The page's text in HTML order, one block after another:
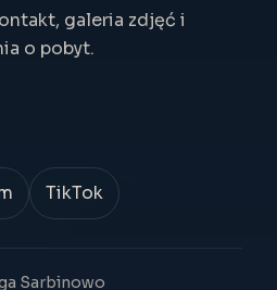
galeria zdjęć i
o pobyt.
TikTok
Sarbinowo